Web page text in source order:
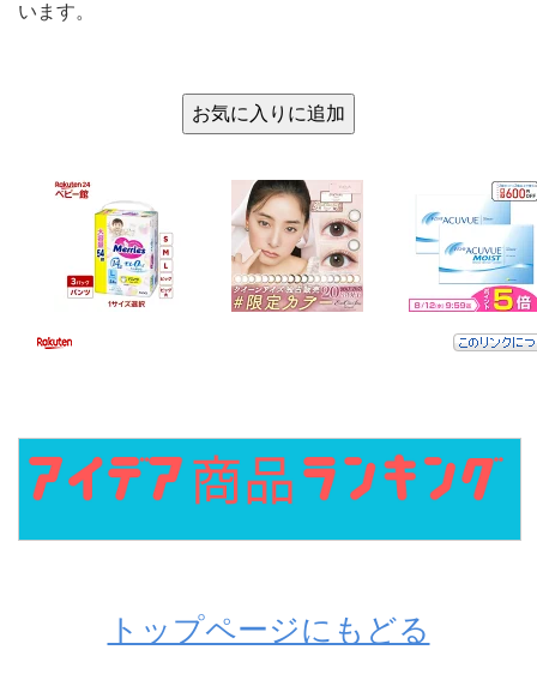
います。
トップページにもどる